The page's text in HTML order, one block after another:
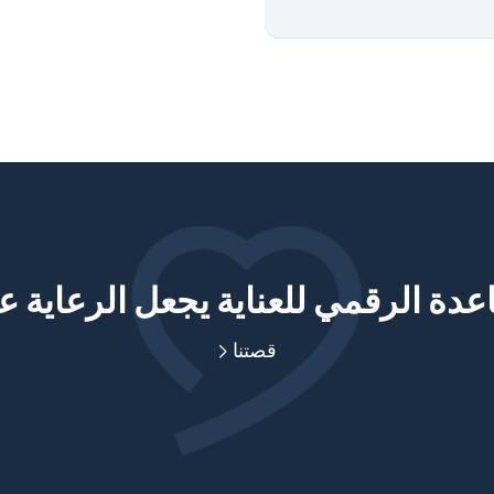
الرقمي للعناية يجعل الرعاية
قصتنا